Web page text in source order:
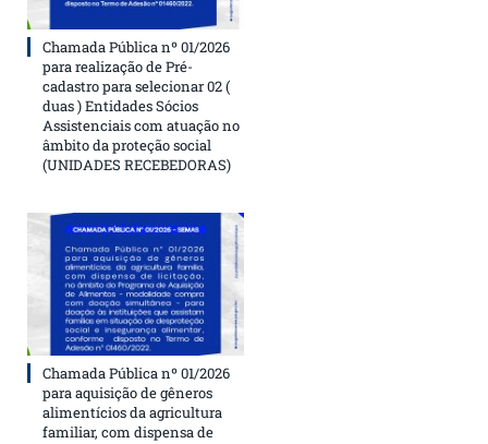
Chamada Pública nº 01/2026
para realização de Pré-
cadastro para selecionar 02 (
duas ) Entidades Sócios
Assistenciais com atuação no
âmbito da proteção social
(UNIDADES RECEBEDORAS)
Chamada Pública nº 01/2026
para aquisição de gêneros
alimentícios da agricultura
familiar, com dispensa de